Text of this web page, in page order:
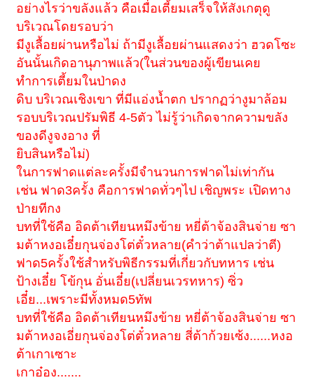
อย่างไรว่าขลังแล้ว คือเมื่อเตี้ยมเสร็จให้สังเกตุดู
บริเวณโดยรอบว่า
มีงูเลื้อยผ่านหรือไม่ ถ้ามีงูเลื้อยผ่านแสดงว่า ฮวดโซะ
อันนั้นเกิดอานุภาพแล้ว(ในส่วนของผู้เขียนเคย
ทำการเตี้ยมในป่าดง
ดิบ บริเวณเชิงเขา ที่มีแอ่งน้ำตก ปรากฏว่างูมาล้อม
รอบบริเวณปรัมพิธี 4-5ตัว ไม่รู้ว่าเกิดจากความขลัง
ของดีงูจงอาง ที่
ยิบสินหรือไม่)
ในการฟาดแต่ละครั้งมีจำนวนการฟาดไม่เท่ากัน
เช่น ฟาด3ครั้ง คือการฟาดทั่วๆไป เชิญพระ เปิดทาง
ป่ายทีกง
บทที่ใช้คือ อิดต้าเทียนหมึงข้าย หยี่ต้าจ้องสินจ่าย ซา
มต้าหงอเอี๋ยกุนจ่องโต่ตั๋วหลาย(คำว่าต้าแปลว่าตี)
ฟาด5ครั้งใช้สำหรับพิธีกรรมที่เกี่ยวกับทหาร เช่น
ป้างเอี๋ย โข้กุน อั่นเอี๋ย(เปลี่ยนเวรทหาร) ซิ่ว
เอี๋ย...เพราะมีทั้งหมด5ทัพ
บทที่ใช้คือ อิดต้าเทียนหมึงข้าย หยี่ต้าจ้องสินจ่าย ซา
มต้าหงอเอี่ยกุนจ่องโต่ตั๋วหลาย สี่ต้าก้วยเซ้ง......หงอ
ต้าเกาเซาะ
เกาอ๋อง.......